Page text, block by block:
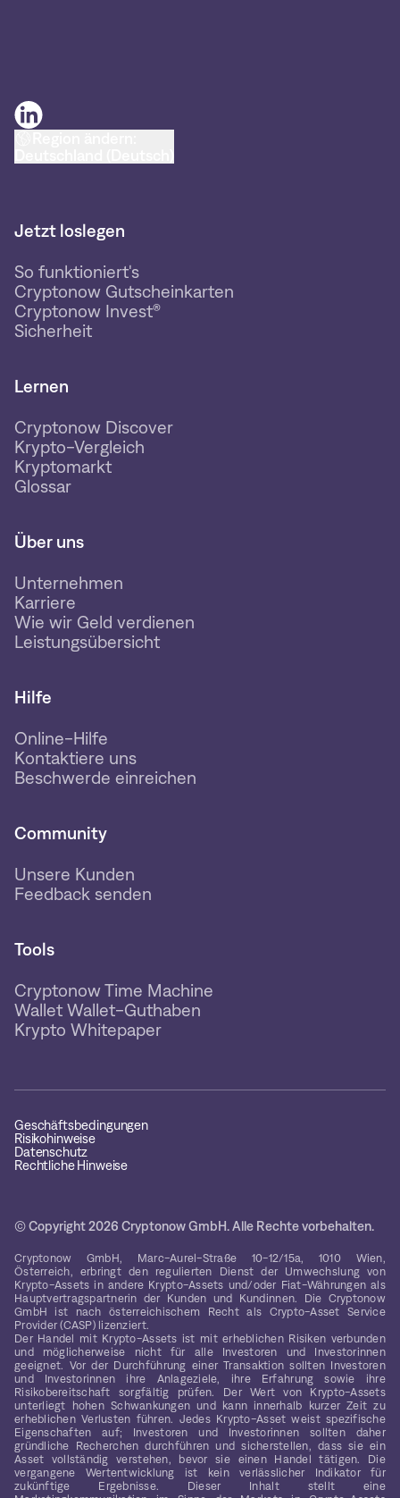
Jetzt loslegen
So funktioniert's
Cryptonow Gutscheinkarten
Cryptonow Invest®
Sicherheit
Lernen
Cryptonow Discover
Krypto-Vergleich
Kryptomarkt
Glossar
Über uns
Unternehmen
Karriere
Wie wir Geld verdienen
Leistungsübersicht
Hilfe
Online-Hilfe
Kontaktiere uns
Beschwerde einreichen
Community
Unsere Kunden
Feedback senden
Tools
Cryptonow Time Machine
Wallet Wallet-Guthaben
Krypto Whitepaper
Geschäftsbedingungen
Risikohinweise
Datenschutz
Rechtliche Hinweise
© Copyright 2026 Cryptonow GmbH. Alle Rechte vorbehalten.
Cryptonow GmbH, Marc-Aurel-Straße 10-12/15a, 1010 Wien,
Österreich, erbringt den regulierten Dienst der Umwechslung von
Krypto-Assets in andere Krypto-Assets und/oder Fiat-Währungen als
Hauptvertragspartnerin der Kunden und Kundinnen. Die Cryptonow
GmbH ist nach österreichischem Recht als Crypto-Asset Service
Provider (CASP) lizenziert.
Der Handel mit Krypto-Assets ist mit erheblichen Risiken verbunden
und möglicherweise nicht für alle Investoren und Investorinnen
geeignet. Vor der Durchführung einer Transaktion sollten Investoren
und Investorinnen ihre Anlageziele, ihre Erfahrung sowie ihre
Risikobereitschaft sorgfältig prüfen. Der Wert von Krypto-Assets
unterliegt hohen Schwankungen und kann innerhalb kurzer Zeit zu
erheblichen Verlusten führen. Jedes Krypto-Asset weist spezifische
Eigenschaften auf; Investoren und Investorinnen sollten daher
gründliche Recherchen durchführen und sicherstellen, dass sie ein
Asset vollständig verstehen, bevor sie einen Handel tätigen. Die
vergangene Wertentwicklung ist kein verlässlicher Indikator für
zukünftige Ergebnisse. Dieser Inhalt stellt eine